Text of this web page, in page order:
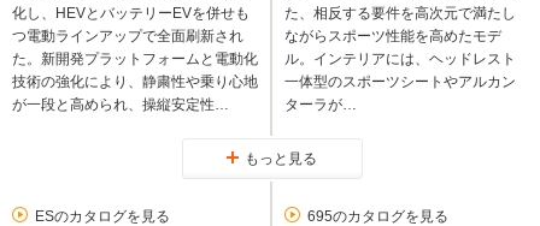
化し、HEVとバッテリーEVを併せも
つ電動ラインアップで全面刷新され
た。新開発プラットフォームと電動化
技術の強化により、静粛性や乗り心地
が一段と高められ、操縦安定性…
た、相反する要件を高次元で満たし
ながらスポーツ性能を高めたモデ
ル。インテリアには、ヘッドレスト
一体型のスポーツシートやアルカン
ターラが…
もっと見る
ESのカタログを見る 695のカタログを見る